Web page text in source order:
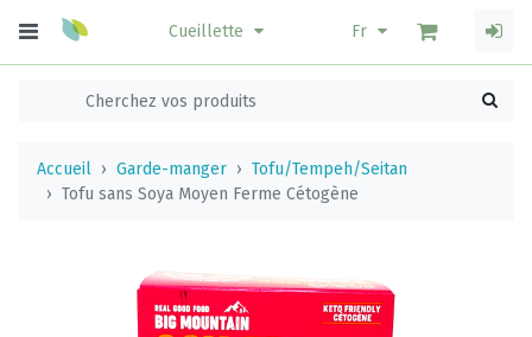
Cueillette Fr
Accueil Garde-manger
Tofu/Tempeh/Seitan
Tofu sans Soya Moyen Ferme Cétogène